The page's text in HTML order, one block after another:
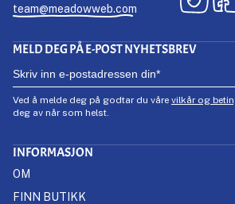
team@meadowweb.com
MELD DEG PÅ E-POST NYHETSBREV
Ved å melde deg på godtar du våre vilkår og
deg av når som helst.
INFORMASJON
OM
FINN BUTIKK